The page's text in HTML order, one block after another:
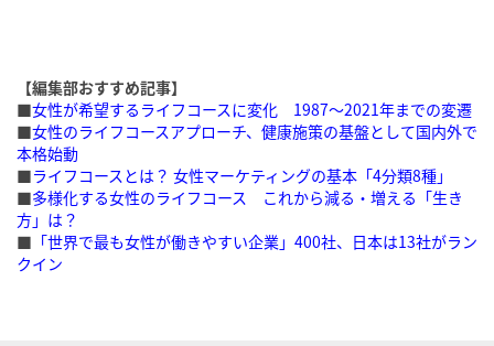
【編集部おすすめ記事】
■女性が希望するライフコースに変化 1987〜2021年までの変遷
■女性のライフコースアプローチ、健康施策の基盤として国内外で
本格始動
■ライフコースとは？ 女性マーケティングの基本「4分類8種」
■多様化する女性のライフコース これから減る・増える「生き
方」は？
■ 「世界で最も女性が働きやすい企業」400社、日本は13社がラン
クイン